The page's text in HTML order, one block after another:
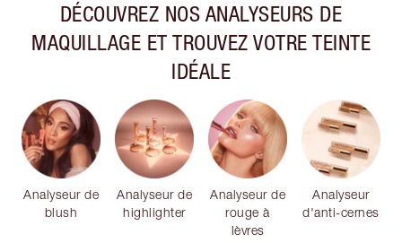
DÉCOUVREZ NOS ANALYSEURS DE
MAQUILLAGE ET TROUVEZ VOTRE TEINTE
IDÉALE
Analyseur de
blush
Analyseur de
highlighter
Analyseur de
rouge à
lèvres
Analyseur
d'anti-cernes